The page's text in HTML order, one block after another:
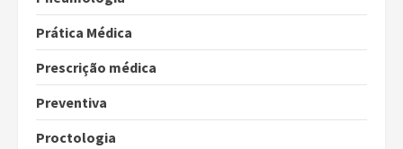
Prática Médica
Prescrição médica
Preventiva
Proctologia